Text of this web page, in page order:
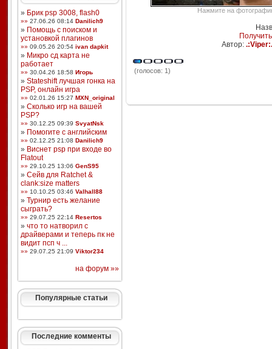
» Брик psp 3008, flash0
»» 27.06.26 08:14 Danilich9
» Помощь с поиском и
установкой плагинов
»» 09.05.26 20:54 ivan dapkit
» Микро сд карта не
работает
»» 30.04.26 18:58 Игорь
» Stateshift лучшая гонка на
PSP, онлайн игра
»» 02.01.26 15:27 MXN_original
» Сколько игр на вашей
PSP?
»» 30.12.25 09:39 SvyatNsk
» Помогите с английским
»» 02.12.25 21:08 Danilich9
» Виснет psp при входе во
Flatout
»» 29.10.25 13:06 GenS95
» Сейв для Ratchet &
clank:size matters
»» 10.10.25 03:46 Valhall88
» Турнир есть желание
сыграть?
»» 29.07.25 22:14 Resertos
» что то натворил с
драйверами и теперь пк не
видит псп ч ...
»» 29.07.25 21:09 Viktor234
на форум »»
Популярные статьи
Последние комменты
Нажмите на
Автор: .:Viper:.
(голосов: 1)